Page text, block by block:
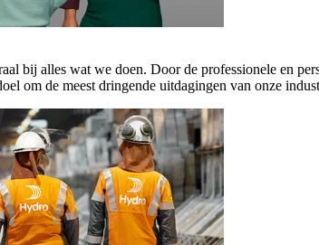
bij alles wat we doen. Door de professionele en
om de meest dringende uitdagingen van onze